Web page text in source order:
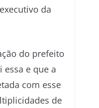
da
do prefeito
essa e que a
com esse
de